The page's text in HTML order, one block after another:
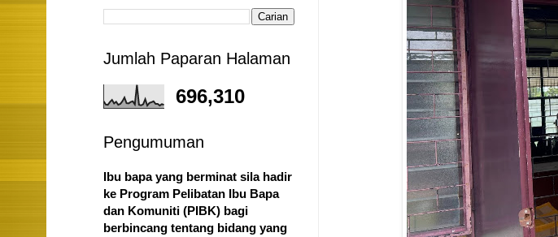
Jumlah Paparan Halaman
696,310
Pengumuman
Ibu bapa yang berminat sila hadir
ke Program Pelibatan Ibu Bapa
dan Komuniti (PIBK) bagi
berbincang tentang bidang yang